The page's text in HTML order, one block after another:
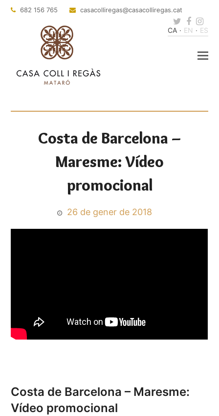
682 156 765 tac.sagerillocasac
@sagerillocasac
Twitter
CA EN ES
Costa de Barcelona –
Maresme: Vídeo
promocional
26 de gener de 2018
Costa de Barcelona – Maresme:
Vídeo promocional